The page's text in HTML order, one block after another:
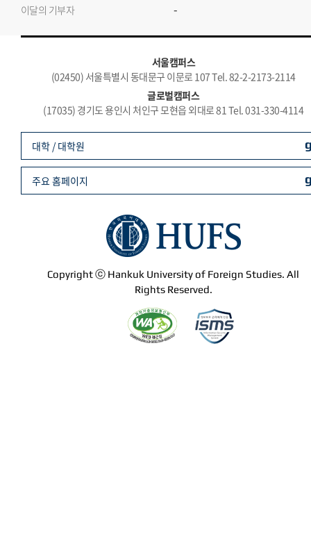
이달의 기부자
-
서울캠퍼스
(02450) 서울특별시 동대문구 이문로 107 Tel. 82-2-2173-2114
글로벌캠퍼스
(17035) 경기도 용인시 처인구 모현읍 외대로 81 Tel. 031-330-4114
Copyright ⓒ Hankuk University of Foreign Studies. All
Rights Reserved.
대학 / 대학원
주요 홈페이지